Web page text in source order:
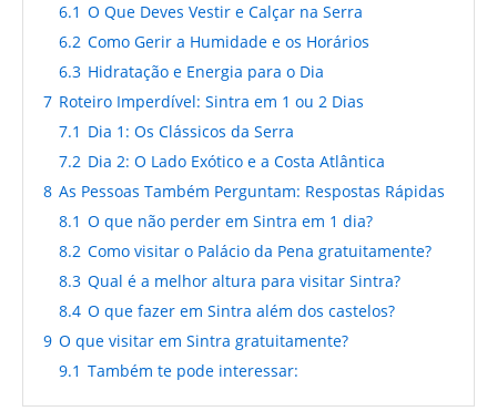
6.1 O Que Deves Vestir e Calçar na Serra
6.2 Como Gerir a Humidade e os Horários
6.3 Hidratação e Energia para o Dia
7 Roteiro Imperdível: Sintra em 1 ou 2 Dias
7.1 Dia 1: Os Clássicos da Serra
7.2 Dia 2: O Lado Exótico e a Costa Atlântica
8 As Pessoas Também Perguntam: Respostas Rápidas
8.1 O que não perder em Sintra em 1 dia?
8.2 Como visitar o Palácio da Pena gratuitamente?
8.3 Qual é a melhor altura para visitar Sintra?
8.4 O que fazer em Sintra além dos castelos?
9 O que visitar em Sintra gratuitamente?
9.1 Também te pode interessar: